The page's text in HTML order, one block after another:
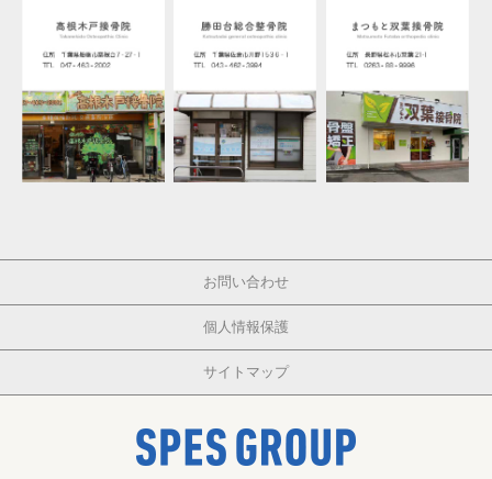
お問い合わせ
個人情報保護
サイトマップ